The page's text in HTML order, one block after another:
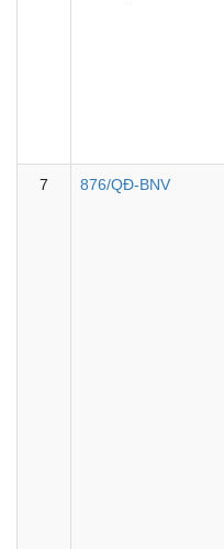
7 876/QĐ-BNV